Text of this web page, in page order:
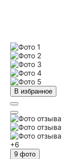
В избранное
+6
9 фото